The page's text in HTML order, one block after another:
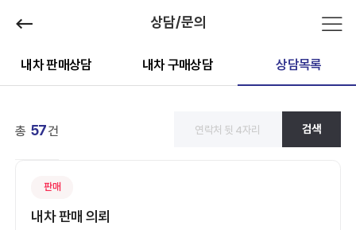
상담/문의
내차 판매상담 내차 구매상담 상담목록
총 57건 검색
판매
내차 판매 의뢰